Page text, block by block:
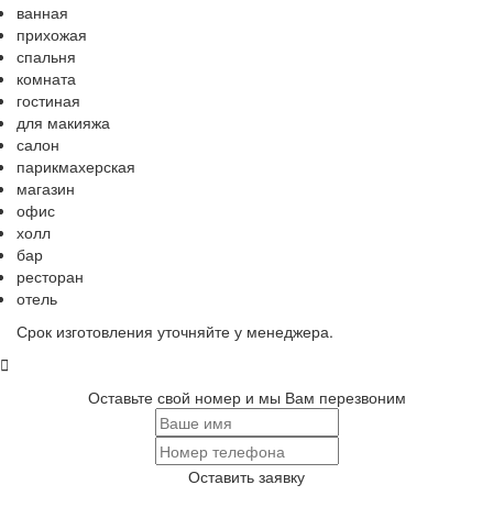
ванная
прихожая
спальня
комната
гостиная
для макияжа
салон
парикмахерская
магазин
офис
холл
бар
ресторан
отель
Срок изготовления уточняйте у менеджера.
Оставьте свой номер и мы Вам перезвоним
Оставить заявку